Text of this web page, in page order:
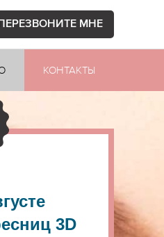
ПЕРЕЗВОНИТЕ МНЕ
КОНТАКТЫ
3D